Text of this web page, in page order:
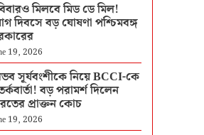
মিলবে মিড ডে মিল!
দিবসে বড় ঘোষণা পশ্চিমবঙ্গ
19, 2026
সূর্যবংশীকে নিয়ে BCCI-কে
বড় পরামর্শ দিলেন
প্রাক্তন কোচ
19, 2026